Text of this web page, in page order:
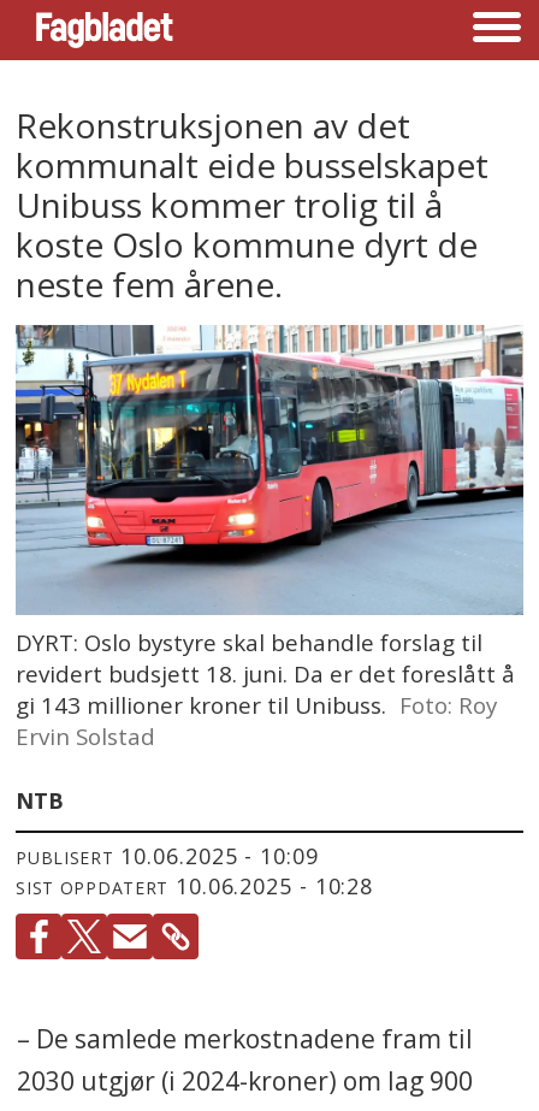
Rekonstruksjonen av det
kommunalt eide busselskapet
Unibuss kommer trolig til å
koste Oslo kommune dyrt de
neste fem årene.
DYRT: Oslo bystyre skal behandle forslag til
revidert budsjett 18. juni. Da er det foreslått å
gi 143 millioner kroner til Unibuss. Foto: Roy
Ervin Solstad
NTB
PUBLISERT 10.06.2025 - 10:09
SIST OPPDATERT 10.06.2025 - 10:28
– De samlede merkostnadene fram til
2030 utgjør (i 2024-kroner) om lag 900